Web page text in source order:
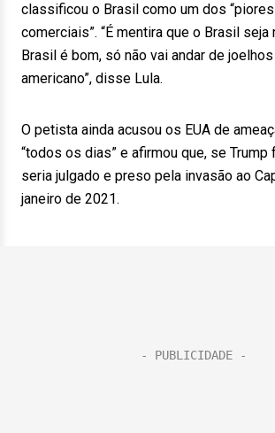
classificou o Brasil como um dos
comerciais”. “É mentira que o Brasil seja
Brasil é bom, só não vai andar de
americano”, disse Lula.
O petista ainda acusou os EUA de
“todos os dias” e afirmou que, se
seria julgado e preso pela invasão ao
janeiro de 2021.